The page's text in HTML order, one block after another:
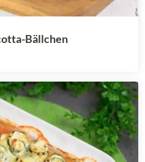
Bällchen